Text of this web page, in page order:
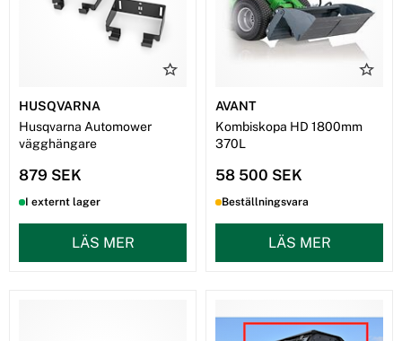
HUSQVARNA
Husqvarna Automower
vägghängare
879 SEK
I externt lager
LÄS MER
AVANT
Kombiskopa HD 1800mm
370L
58 500 SEK
Beställningsvara
LÄS MER